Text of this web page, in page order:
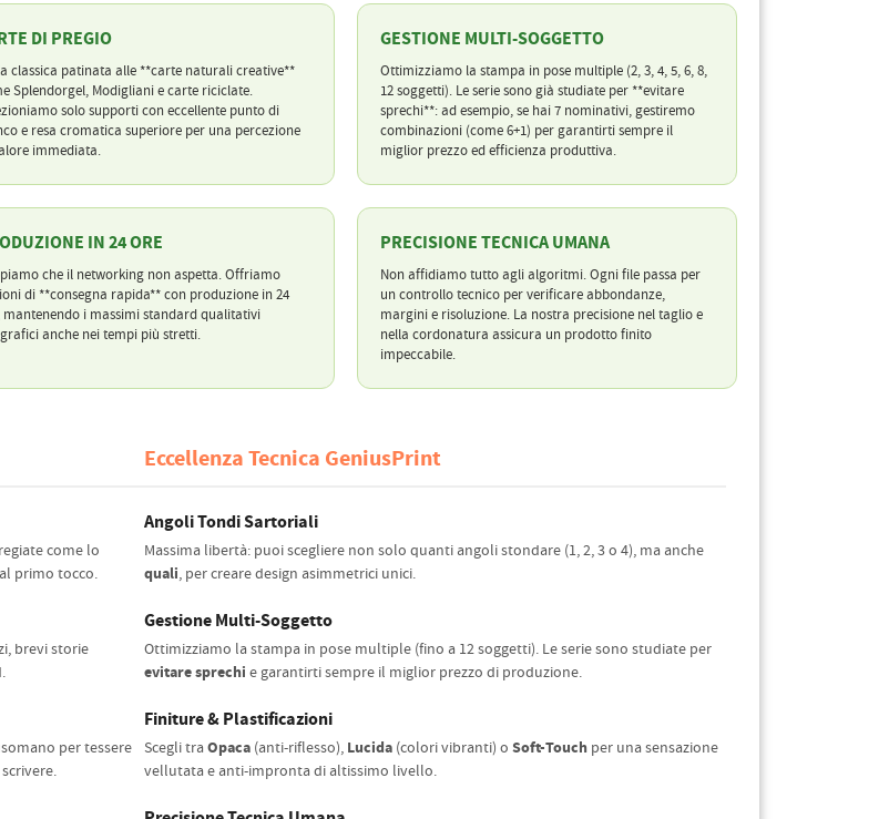
DI PREGIO
classica patinata alle **carte naturali creative**
Splendorgel, Modigliani e carte riciclate.
solo supporti con eccellente punto di
e resa cromatica superiore per una percezione
immediata.
GESTIONE MULTI-SOGGETTO
Ottimizziamo la stampa in pose multiple (2, 3, 4, 5, 6, 8,
12 soggetti). Le serie sono già studiate per **evitare
sprechi**: ad esempio, se hai 7 nominativi, gestiremo
combinazioni (come 6+1) per garantirti sempre il
miglior prezzo ed efficienza produttiva.
IN 24 ORE
che il networking non aspetta. Offriamo
di **consegna rapida** con produzione in 24
mantenendo i massimi standard qualitativi
anche nei tempi più stretti.
PRECISIONE TECNICA UMANA
Non affidiamo tutto agli algoritmi. Ogni file passa per
un controllo tecnico per verificare abbondanze,
margini e risoluzione. La nostra precisione nel taglio e
nella cordonatura assicura un prodotto finito
impeccabile.
come lo
primo tocco.
brevi storie
per tessere
Eccellenza Tecnica GeniusPrint
Angoli Tondi Sartoriali
Massima libertà: puoi scegliere non solo quanti angoli stondare (1, 2, 3 o 4), ma anche
quali, per creare design asimmetrici unici.
Gestione Multi-Soggetto
Ottimizziamo la stampa in pose multiple (fino a 12 soggetti). Le serie sono studiate per
evitare sprechi e garantirti sempre il miglior prezzo di produzione.
Finiture & Plastificazioni
Scegli traOpaca (anti-riflesso), Lucida (colori vibranti) o Soft-Touch per una sensazione
vellutata e anti-impronta di altissimo livello.